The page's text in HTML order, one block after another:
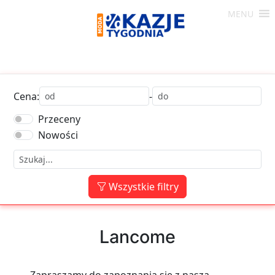
Moda
Tygodnia
MENU
Cena:
-
Przeceny
Nowości
Wszystkie filtry
Lancome